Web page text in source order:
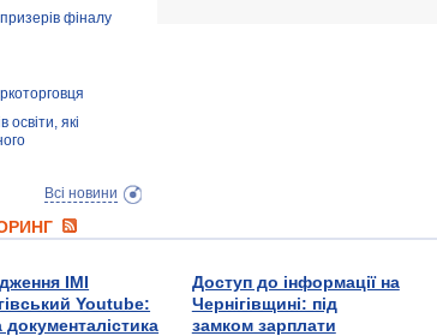
фіналу
освіти, які
Всі новини
ІМІ
Youtube:
документалістика
Доступ до інформації на
Чернігівщині: під
замком зарплати